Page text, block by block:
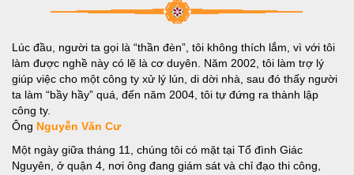
Lúc đầu, người ta gọi là “thần đèn”, tôi không thích lắm, vì với tôi
làm được nghề này có lẽ là cơ duyên. Năm 2002, tôi làm trợ lý
giúp việc cho một công ty xử lý lún, di dời nhà, sau đó thấy người
ta làm “bầy hầy” quá, đến năm 2004, tôi tự đứng ra thành lập
công ty.
Ông Nguyễn Văn Cư
Một ngày giữa tháng 11, chúng tôi có mặt tại Tổ đình Giác
Nguyên, ở quận 4, nơi ông đang giám sát và chỉ đạo thi công,